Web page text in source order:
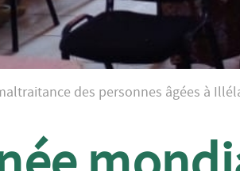
des personnes âgées à